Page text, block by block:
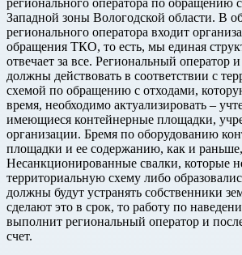
Западной зоны Вологодской области. В
регионального оператора входит
обращения ТКО, то есть, мы единая
отвечает за все. Региональный оператор
должны действовать в соответствии с
схемой по обращению с отходами,
время, необходимо актуализировать –
имеющиеся контейнерные площадки,
организации. Бремя по оборудованию
площадки и ее содержанию, как и раньше,
Несанкционированные свалки, которые
территориальную схему либо
должны будут устранять собственники
сделают это в срок, то работу по
выполнит региональный оператор и
счет.